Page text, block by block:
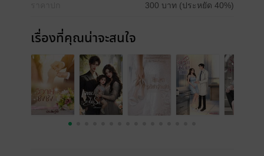
300 บาท (ประหยัด 40%)
เรื่องที่คุณน่าจะสนใจ